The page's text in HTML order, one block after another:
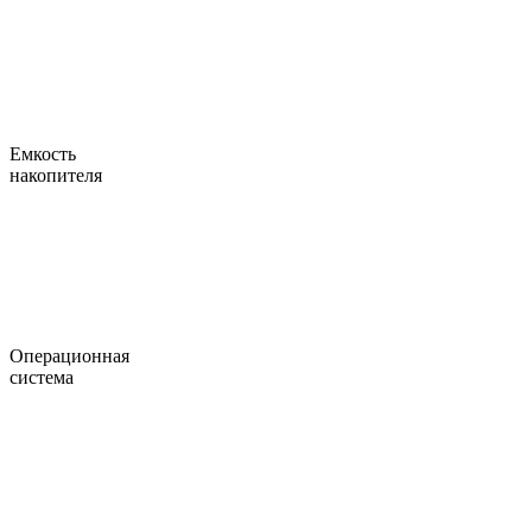
Емкость
накопителя
Операционная
система